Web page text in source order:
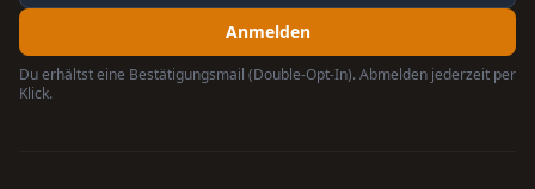
Anmelden
Du erhältst eine Bestätigungsmail (Double-Opt-In). Abmelden jederzeit per
Klick.